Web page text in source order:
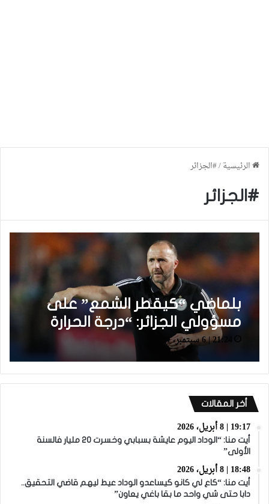
الرئيسية/#الجزائر
#الجزائر
بلماضي “كيقطر الشمع” على
مسؤولي الجزائر: “درجة الحرارة
مرتفعة في مراكش بالمقارنة
مع الجزائر ومع ذلك أرضية الملعب
في المستوى”
21:24 | 6 سبتمبر، 2021
أخر المقالات
19:17 | 8 أبريل، 2026
أيت منا: “الوداد اليوم عايشة بسبابي وخسرت 20 مليار فالسنة
الأولى”
18:48 | 8 أبريل، 2026
أيت منا: “كاع لي كانو كيساعدو الوداد عيط ليهم قاضي التحقيق..
دابا حتى شي واحد ما بقا باغي يعاون”